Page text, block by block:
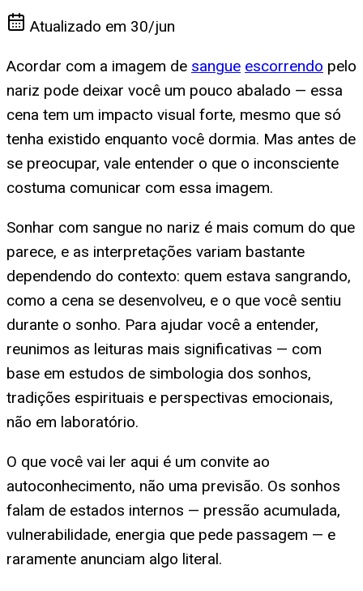
Atualizado em 30/jun
Acordar com a imagem de sangue escorrendo pelo
nariz pode deixar você um pouco abalado — essa
cena tem um impacto visual forte, mesmo que só
tenha existido enquanto você dormia. Mas antes de
se preocupar, vale entender o que o inconsciente
costuma comunicar com essa imagem.
Sonhar com sangue no nariz é mais comum do que
parece, e as interpretações variam bastante
dependendo do contexto: quem estava sangrando,
como a cena se desenvolveu, e o que você sentiu
durante o sonho. Para ajudar você a entender,
reunimos as leituras mais significativas — com
base em estudos de simbologia dos sonhos,
tradições espirituais e perspectivas emocionais,
não em laboratório.
O que você vai ler aqui é um convite ao
autoconhecimento, não uma previsão. Os sonhos
falam de estados internos — pressão acumulada,
vulnerabilidade, energia que pede passagem — e
raramente anunciam algo literal.